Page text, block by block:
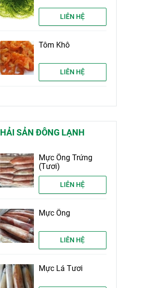
LIÊN HỆ
Tôm Khô
LIÊN HỆ
HẢI SẢN ĐÔNG LẠNH
Mực Ống Trứng
(Tươi)
LIÊN HỆ
Mực Ống
LIÊN HỆ
Mực Lá Tươi